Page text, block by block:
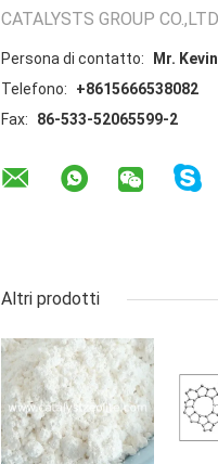
CATALYSTS GROUP CO.,LTD
Persona di contatto:
Mr. Kevin
Telefono:
+8615666538082
Fax:
86-533-52065599-2
Altri prodotti